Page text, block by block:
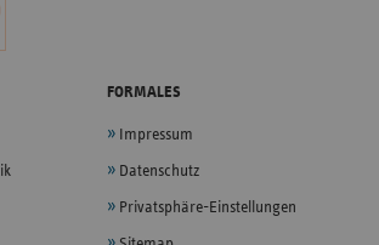
FORMALES
Impressum
Datenschutz
Privatsphäre-Einstellungen